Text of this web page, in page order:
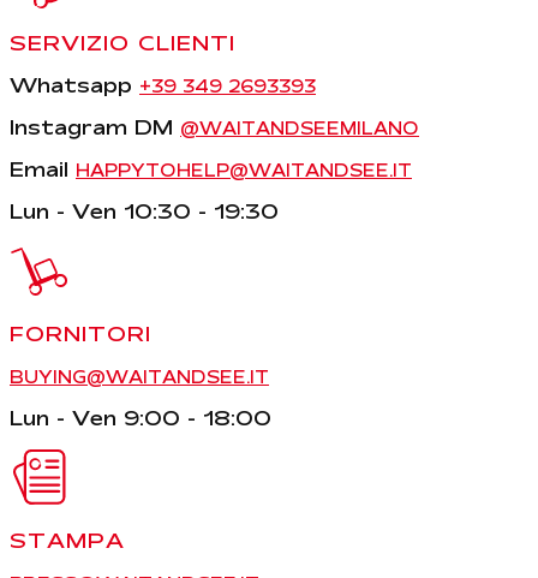
SERVIZIO CLIENTI
Whatsapp +39 349 2693393
Instagram DM @WAITANDSEEMILANO
Email HAPPYTOHELP@WAITANDSEE.IT
Lun - Ven 10:30 - 19:30
FORNITORI
BUYING@WAITANDSEE.IT
Lun - Ven 9:00 - 18:00
STAMPA